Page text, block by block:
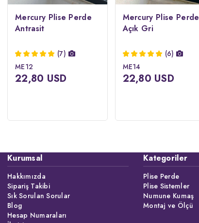
Mercury Plise Perde
Antrasit
(7)
ME12
22,80 USD
Mercury Plise Perde
Açık Gri
(6)
ME14
22,80 USD
Kurumsal
Hakkımızda
Sipariş Takibi
Sık Sorulan Sorular
Blog
Hesap Numaraları
Kategoriler
Plise Perde
Plise Sistemler
Numune Kumaş
Montaj ve Ölçü